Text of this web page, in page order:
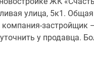
улица, 5к1.
застройщик
у продавца.